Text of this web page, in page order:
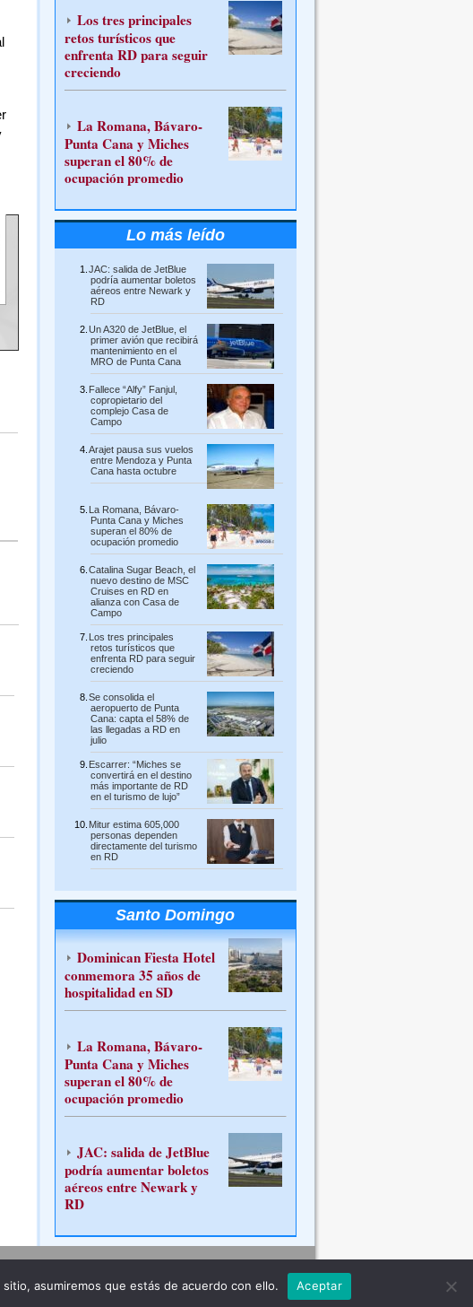
Los tres principales
retos turísticos que
enfrenta RD para seguir
creciendo
La Romana, Bávaro-
Punta Cana y Miches
superan el 80% de
ocupación promedio
Lo más leído
JAC: salida de JetBlue
podría aumentar boletos
aéreos entre Newark y
RD
Un A320 de JetBlue, el
primer avión que recibirá
mantenimiento en el
MRO de Punta Cana
Fallece “Alfy” Fanjul,
copropietario del
complejo Casa de
Campo
Arajet pausa sus vuelos
entre Mendoza y Punta
Cana hasta octubre
La Romana, Bávaro-
Punta Cana y Miches
superan el 80% de
ocupación promedio
Catalina Sugar Beach, el
nuevo destino de MSC
Cruises en RD en
alianza con Casa de
Campo
Los tres principales
retos turísticos que
enfrenta RD para seguir
creciendo
Se consolida el
aeropuerto de Punta
Cana: capta el 58% de
las llegadas a RD en
julio
Escarrer: “Miches se
convertirá en el destino
más importante de RD
en el turismo de lujo”
Mitur estima 605,000
personas dependen
directamente del turismo
en RD
Santo Domingo
Dominican Fiesta Hotel
conmemora 35 años de
hospitalidad en SD
La Romana, Bávaro-
Punta Cana y Miches
superan el 80% de
ocupación promedio
JAC: salida de JetBlue
podría aumentar boletos
aéreos entre Newark y
RD
asumiremos que estás de acuerdo con ello. Aceptar